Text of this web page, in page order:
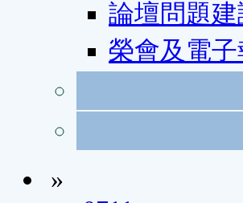
論壇問題建
榮會及電
»